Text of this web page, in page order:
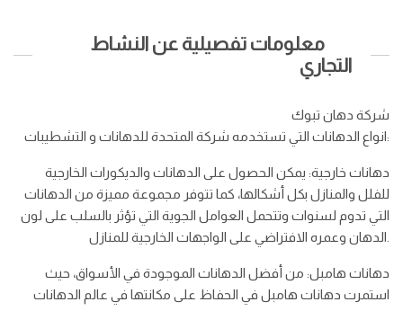
معلومات تفصيلية عن النشاط
التجاري
شركة دهان تبوك
انواع الدهانات التي تستخدمه شركة المتحدة للدهانات و التشطيبات:
دهانات خارجية: يمكن الحصول على الدهانات والديكورات الخارجية
للفلل والمنازل بكل أشكالها، كما تتوفر مجموعة مميزة من الدهانات
التي تدوم لسنوات وتتحمل العوامل الجوية التي تؤثر بالسلب على لون
دهانات هامبل: من أفضل الدهانات الموجودة في الأسواق، حيث
استمرت دهانات هامبل في الحفاظ على مكانتها في عالم الدهانات